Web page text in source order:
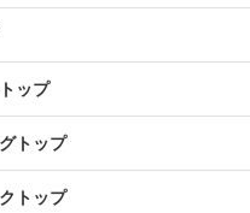
ップ
トップ
トップ